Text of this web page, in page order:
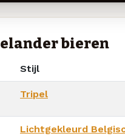
bieren
Stijl
Tripel
Lichtgekleurd